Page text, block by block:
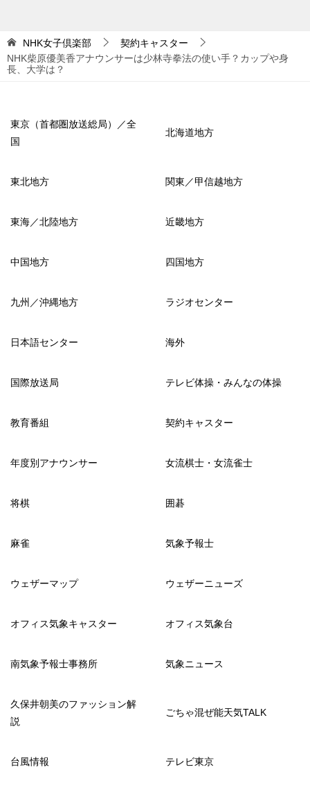
NHK女子倶楽部
契約キャスター
NHK柴原優美香アナウンサーは少林寺拳法の使い手？カップや身
長、大学は？
東京（首都圏放送総局）／全
国
北海道地方
東北地方 関東／甲信越地方
東海／北陸地方 近畿地方
中国地方 四国地方
九州／沖縄地方 ラジオセンター
日本語センター 海外
国際放送局 テレビ体操・みんなの体操
教育番組 契約キャスター
年度別アナウンサー 女流棋士・女流雀士
将棋 囲碁
麻雀 気象予報士
ウェザーマップ ウェザーニューズ
オフィス気象キャスター オフィス気象台
南気象予報士事務所 気象ニュース
久保井朝美のファッション解
説
ごちゃ混ぜ能天気TALK
台風情報 テレビ東京